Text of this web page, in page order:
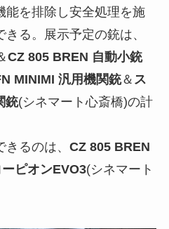
能を排除し安全処理を施
る。展示予定の銃は、
CZ 805 BREN 自動小銃
MINIMI 汎用機関銃＆ ス
銃(シネマート心斎橋)の計
るのは、 CZ 805 BREN
ピオンEVO3(シネマート